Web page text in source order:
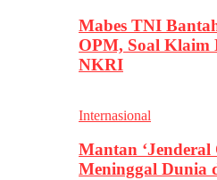
Mabes TNI
OPM, Soal
NKRI
Internasional
Mantan ‘Jenderal
Meninggal Dunia